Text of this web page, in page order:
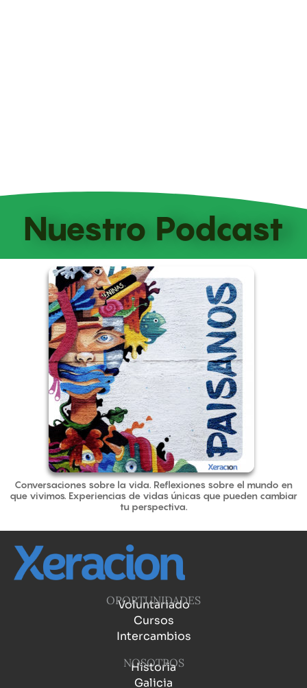
Nuestro Podcast
Conversaciones sobre la vida. Reflexiones sobre el mundo en
que vivimos. Experiencias de vidas únicas que pueden cambiar
tu perspectiva.
OPORTUNIDADES
Voluntariado
Cursos
Intercambios
NOSOTROS
Historia
Galicia